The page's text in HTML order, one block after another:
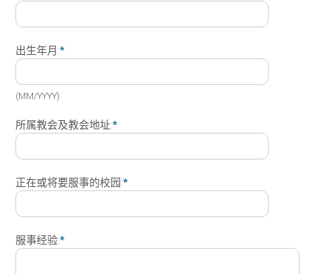
出生年月:*
(MM/YYYY)
所属教会及教会地址:*
正在或将要服事的校园:*
服事经验:*